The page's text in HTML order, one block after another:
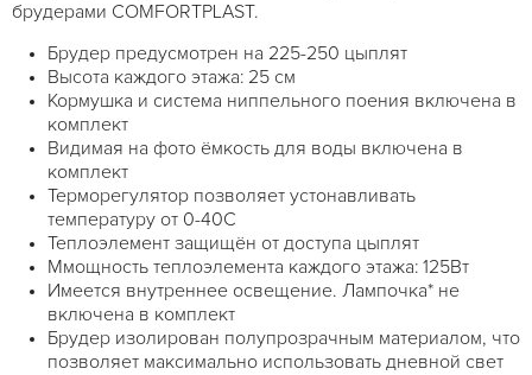
брудерами COMFORTPLAST.
Брудер предусмотрен на 225-250 цыплят
Высота каждого этажа: 25 см
Кормушка и система ниппельного поения включена в
комплект
Видимая на фото ёмкость для воды включена в
комплект
Терморегулятор позволяет устонавливать
температуру от 0-40C
Теплоэлемент защищён от доступа цыплят
Ммощность теплоэлемента каждого этажа: 125Вт
Имеется внутреннее освещение. Лампочка* не
включена в комплект
Брудер изолирован полупрозрачным материалом, что
позволяет максимально использовать дневной свет